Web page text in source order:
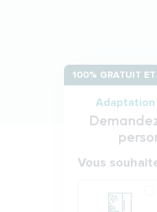
100% GRATUIT
Adaptation
Votre
Vous
Produit